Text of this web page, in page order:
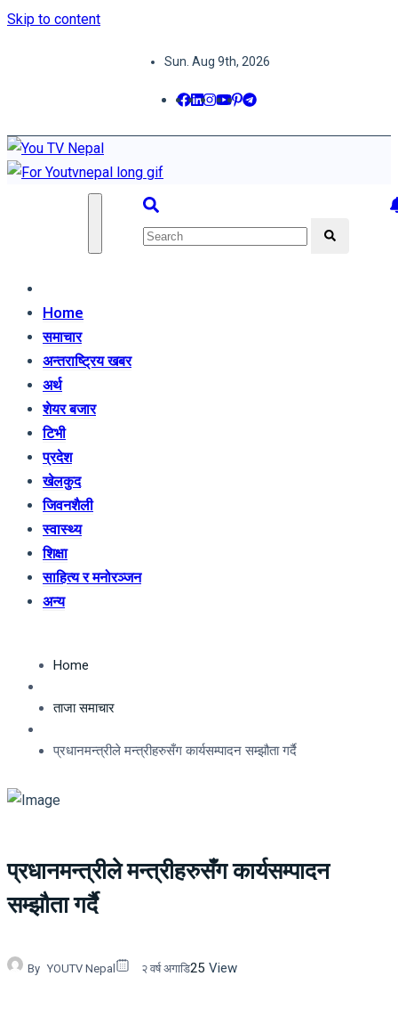
Skip to content
Sun. Aug 9th, 2026
Home
समाचार
अन्तराष्ट्रिय खबर
अर्थ
शेयर बजार
टिभी
प्रदेश
खेलकुद
जिवनशैली
स्वास्थ्य
शिक्षा
साहित्य र मनोरञ्जन
अन्य
Home
ताजा समाचार
प्रधानमन्त्रीले मन्त्रीहरुसँग कार्यसम्पादन सम्झौता गर्दै
प्रधानमन्त्रीले मन्त्रीहरुसँग कार्यसम्पादन
सम्झौता गर्दै
By YOUTV Nepal २ वर्ष अगाडि25 View